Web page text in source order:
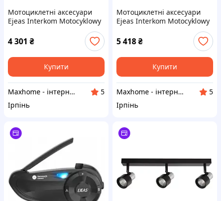
Мотоциклетні аксесуари
Ejeas Interkom Motocyklowy
4 301 ₴
Купити
Maxhome - інтернет магазин
5
Ірпінь
Мотоциклетні аксесуари
Ejeas Interkom Motocyklowy
5 418₴
Купити
Maxhome - інтернет магазин
5
Ірпінь